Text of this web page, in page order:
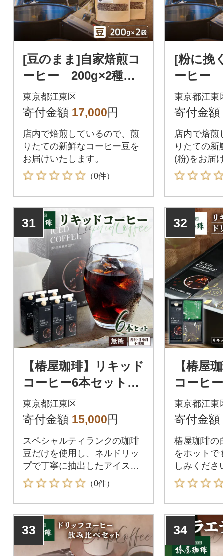
[豆のまま]自家焙煎コ
ーヒー 200g×2種飲
み比べセット 【kt091
-002-1】
東京都江東区
寄付金額 17,000円
店内で焙煎しているので、煎
りたての新鮮なコーヒー豆を
お届けいたします。
（0件）
[粉に挽
ーヒー
み比べ
-002-2】
東京都江東
寄付金額
店内で焙煎
りたての新
(粉)をお届
31
【椿屋珈琲】リキッド
コーヒー6本セット
【kt093-002】
東京都江東区
寄付金額 15,000円
スペシャルティランクの珈琲
豆だけを使用し、ネルドリッ
プで丁寧に抽出したアイスコ
ーヒーです。椿屋珈琲ならで
はのどっしりとした苦みとコ
クがご自宅でお楽しみいただ
けます。
（0件）
32
【椿屋
コーヒ
コーヒ
【kt093-
東京都江東
寄付金額
椿屋珈琲の
をホットで
しみくださ
33 34